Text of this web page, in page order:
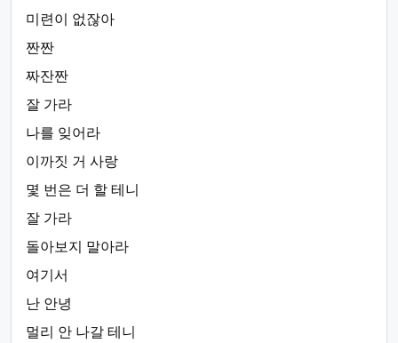
미련이 없잖아
짠짠
짜잔짠
잘 가라
나를 잊어라
이까짓 거 사랑
몇 번은 더 할 테니
잘 가라
돌아보지 말아라
여기서
난 안녕
멀리 안 나갈 테니